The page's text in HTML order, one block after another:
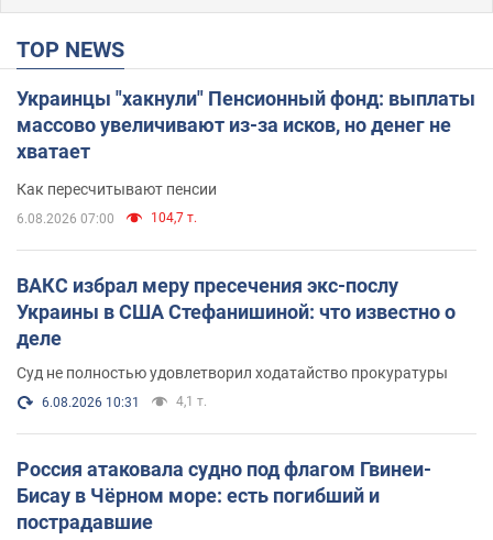
TOP NEWS
Украинцы "хакнули" Пенсионный фонд: выплаты
массово увеличивают из-за исков, но денег не
хватает
Как пересчитывают пенсии
6.08.2026 07:00 104,7 т.
ВАКС избрал меру пресечения экс-послу
Украины в США Стефанишиной: что известно о
деле
Суд не полностью удовлетворил ходатайство прокуратуры
6.08.2026 10:31 4,1 т.
Россия атаковала судно под флагом Гвинеи-
Бисау в Чёрном море: есть погибший и
пострадавшие